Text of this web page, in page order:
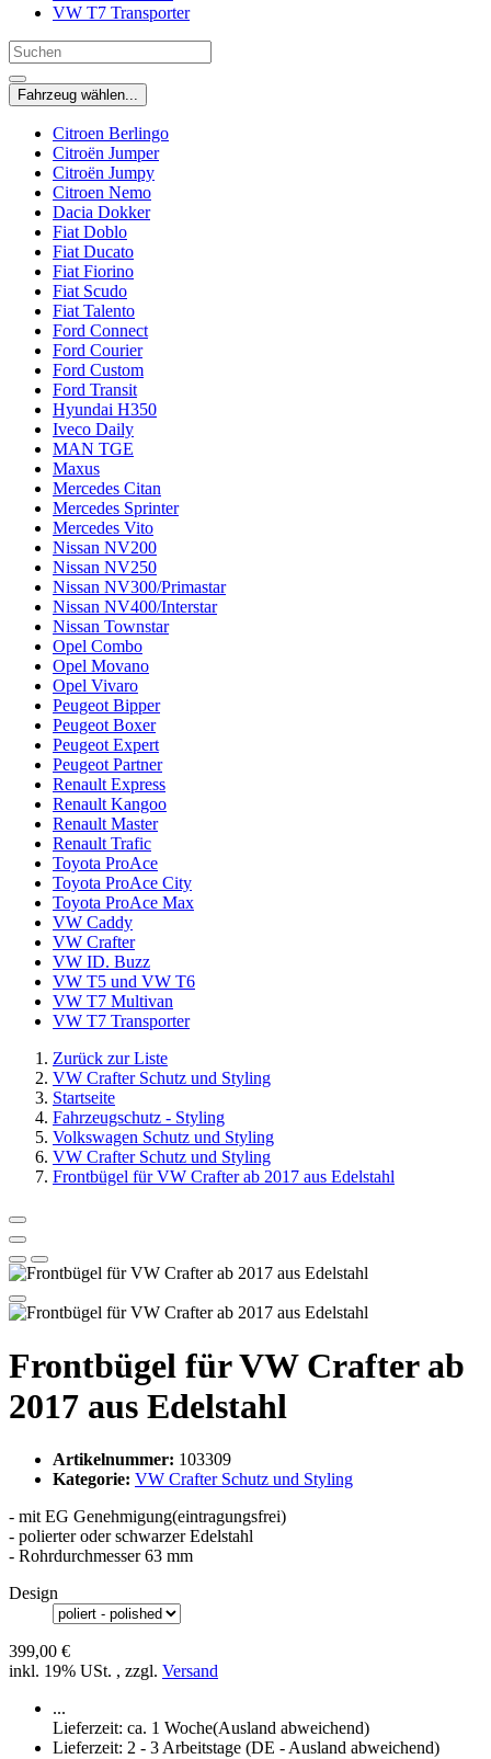
VW T7 Transporter
Fahrzeug wählen...
Citroen Berlingo
Citroën Jumper
Citroën Jumpy
Citroen Nemo
Dacia Dokker
Fiat Doblo
Fiat Ducato
Fiat Fiorino
Fiat Scudo
Fiat Talento
Ford Connect
Ford Courier
Ford Custom
Ford Transit
Hyundai H350
Iveco Daily
MAN TGE
Maxus
Mercedes Citan
Mercedes Sprinter
Mercedes Vito
Nissan NV200
Nissan NV250
Nissan NV300/Primastar
Nissan NV400/Interstar
Nissan Townstar
Opel Combo
Opel Movano
Opel Vivaro
Peugeot Bipper
Peugeot Boxer
Peugeot Expert
Peugeot Partner
Renault Express
Renault Kangoo
Renault Master
Renault Trafic
Toyota ProAce
Toyota ProAce City
Toyota ProAce Max
VW Caddy
VW Crafter
VW ID. Buzz
VW T5 und VW T6
VW T7 Multivan
VW T7 Transporter
Zurück zur Liste
VW Crafter Schutz und Styling
Startseite
Fahrzeugschutz - Styling
Volkswagen Schutz und Styling
VW Crafter Schutz und Styling
Frontbügel für VW Crafter ab 2017 aus Edelstahl
Frontbügel für VW Crafter ab
2017 aus Edelstahl
Artikelnummer: 103309
Kategorie: VW Crafter Schutz und Styling
- mit EG Genehmigung(eintragungsfrei)
- polierter oder schwarzer Edelstahl
- Rohrdurchmesser 63 mm
Design
399,00 €
inkl. 19% USt. , zzgl. Versand
...
Lieferzeit: ca. 1 Woche(Ausland abweichend)
Lieferzeit: 2 - 3 Arbeitstage (DE - Ausland abweichend)